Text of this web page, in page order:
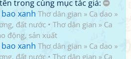
trong cùng mục tác giả:
xanh Thơ dân gian » Ca dao »
đất nước • Thơ dân gian » Ca
động, sản xuất
xanh Thơ dân gian » Ca dao »
đất nước • Thơ dân gian » Ca